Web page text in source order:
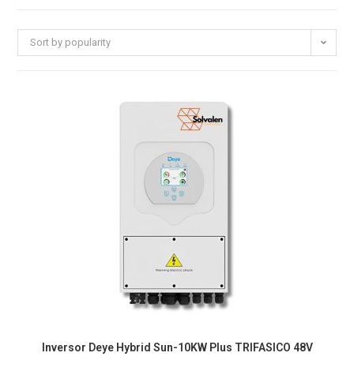
Sort by popularity
Inversor Deye Hybrid Sun-10KW Plus TRIFASICO 48V